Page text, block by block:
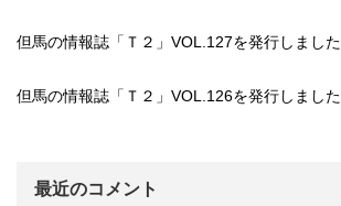
但馬の情報誌「Ｔ２」VOL.127を発行しました
但馬の情報誌「Ｔ２」VOL.126を発行しました
最近のコメント